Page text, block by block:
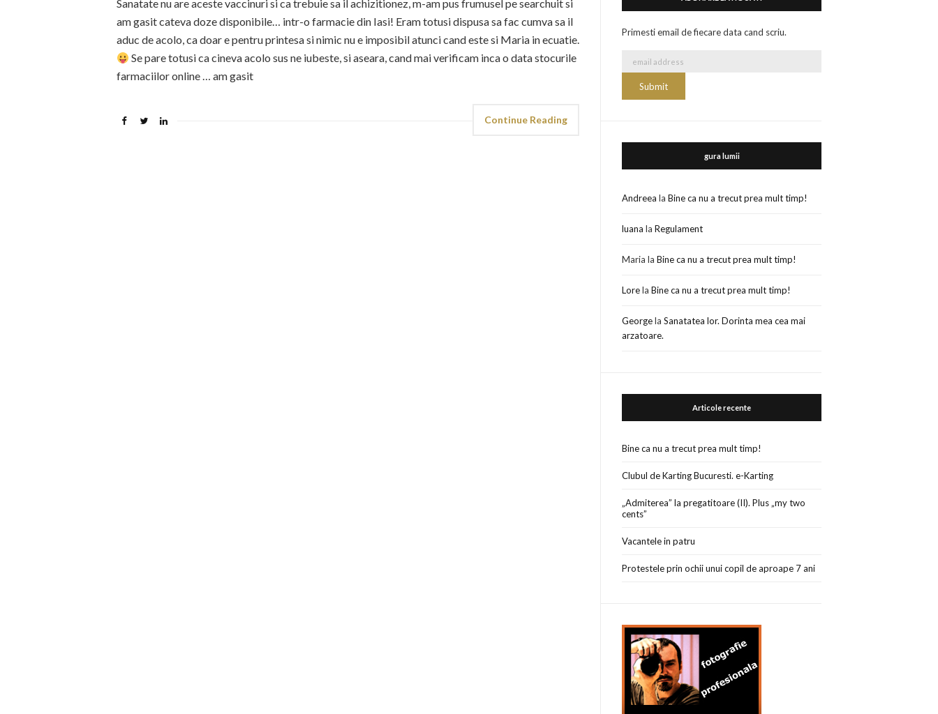
Sanatate nu are aceste vaccinuri si ca trebuie sa il achizitionez, m-am pus frumusel pe searchuit si
am gasit cateva doze disponibile… intr-o farmacie din Iasi! Eram totusi dispusa sa fac cumva sa il
aduc de acolo, ca doar e pentru printesa si nimic nu e imposibil atunci cand este si Maria in ecuatie.
Se pare totusi ca cineva acolo sus ne iubeste, si aseara, cand mai verificam inca o data stocurile
farmaciilor online … am gasit
Continue Reading
Primesti email de fiecare data cand scriu.
gura lumii
Andreea laBine ca nu a trecut prea mult timp!
luana laRegulament
Maria laBine ca nu a trecut prea mult timp!
LorelaBine ca nu a trecut prea mult timp!
GeorgelaSanatatea lor. Dorinta mea cea mai
arzatoare.
Articole recente
Bine ca nu a trecut prea mult timp!
Clubul de Karting Bucuresti. e-Karting
„Admiterea” la pregatitoare (II). Plus „my two
cents”
Vacantele in patru
Protestele prin ochii unui copil de aproape 7 ani